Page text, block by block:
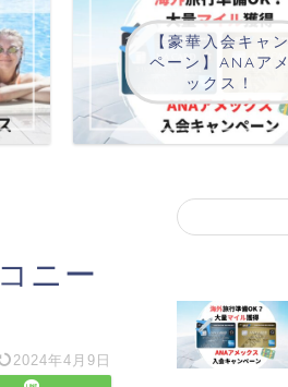
【豪華入会キャン
ペーン】ANAアメ
ックス！
ニー
2024年4月9日